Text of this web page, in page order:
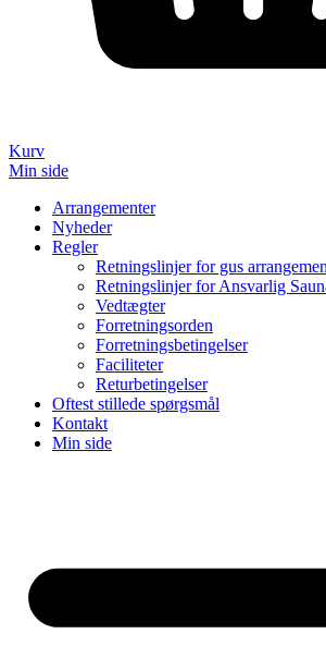
Kurv
Min side
Arrangementer
Nyheder
Regler
Retningslinjer for gus
Retningslinjer for Ansvarlig
Vedtægter
Forretningsorden
Forretningsbetingelser
Faciliteter
Returbetingelser
Oftest stillede spørgsmål
Kontakt
Min side